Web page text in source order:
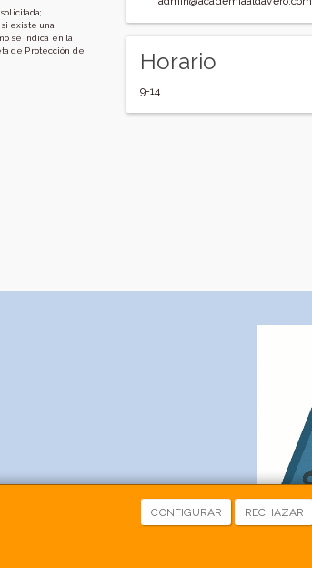
CONFIGURAR RECHAZAR
existe una
se indica en la
de Protección de
Horario
9-14